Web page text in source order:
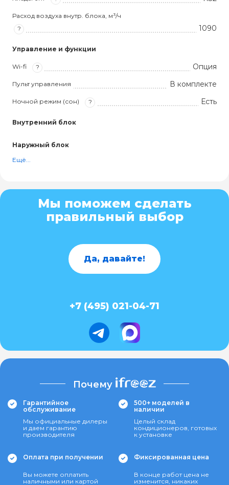
Расход воздуха внутр. блока, м³/ч
?
1090
Управление и функции
Wi-fi ? Опция
Пульт управления В комплекте
Ночной режим (сон) ? Есть
Внутренний блок
Наружный блок
Ещё...
Мы поможем сделать
правильный выбор
Да, давайте!
+7 (495) 021-04-71
Почему
Гарантийное
обслуживание
Мы официальные дилеры
и даем гарантию
производителя
500+ моделей в
наличии
Целый склад
кондиционеров, готовых
к установке
Оплата при получении
Вы можете оплатить
наличными или картой
Фиксированная цена
В конце работ цена не
изменится, никаких